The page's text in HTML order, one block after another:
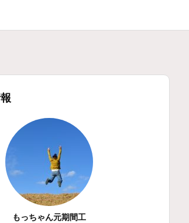
もっちゃん元期間工